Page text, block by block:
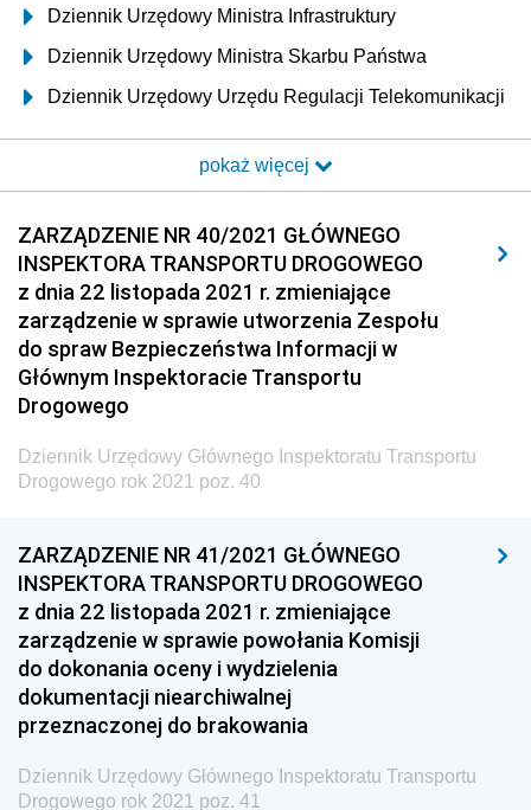
Dziennik Urzędowy Ministra Infrastruktury
Dziennik Urzędowy Ministra Skarbu Państwa
Dziennik Urzędowy Urzędu Regulacji Telekomunikacji
Dziennik Urzędowy Ministra Transportu i Budownictwa
Elektronicznej
Dziennik Urzędowy Ministra Spraw Wewnętrznych i
Administracji
Dziennik Urzędowy Ministra Transportu
Dziennik Urzędowy Ministra Budownictwa
Dziennik Urzędowy Ministra Nauki i Szkolnictwa
Wyższego
Dziennik Urzędowy Głównego Urzędu Miar
Dziennik Urzędowy Ministra Edukacji Narodowej i
Sportu
Dziennik Urzędowy Ministra Edukacji i Nauki
Dziennik Urzędowy Ministra Edukacji Narodowej
Dziennik Urzędowy Ministra Gospodarki Morskiej
Dziennik Urzędowy Komendy Głównej Państwowej
pokaż więcej
ZARZĄDZENIE NR 40/2021 GŁÓWNEGO
INSPEKTORA TRANSPORTU DROGOWEGO
z dnia 22 listopada 2021 r. zmieniające
zarządzenie w sprawie utworzenia Zespołu
do spraw Bezpieczeństwa Informacji w
Głównym Inspektoracie Transportu
Drogowego
Dziennik Urzędowy Głównego Inspektoratu Transportu
Drogowego rok 2021 poz. 40
ZARZĄDZENIE NR 41/2021 GŁÓWNEGO
INSPEKTORA TRANSPORTU DROGOWEGO
z dnia 22 listopada 2021 r. zmieniające
zarządzenie w sprawie powołania Komisji
do dokonania oceny i wydzielenia
dokumentacji niearchiwalnej
przeznaczonej do brakowania
Dziennik Urzędowy Głównego Inspektoratu Transportu
Drogowego rok 2021 poz. 41